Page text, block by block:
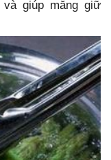
giúp măng giữ